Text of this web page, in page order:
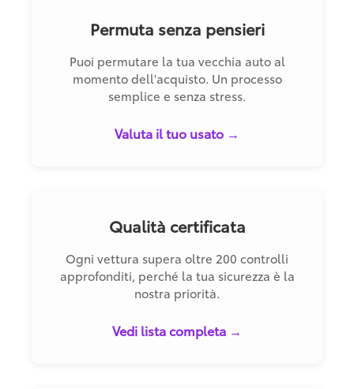
Permuta senza pensieri
Puoi permutare la tua vecchia auto al
momento dell'acquisto. Un processo
semplice e senza stress.
Valuta il tuo usato →
Qualità certificata
Ogni vettura supera oltre 200 controlli
approfonditi, perché la tua sicurezza è la
nostra priorità.
Vedi lista completa →